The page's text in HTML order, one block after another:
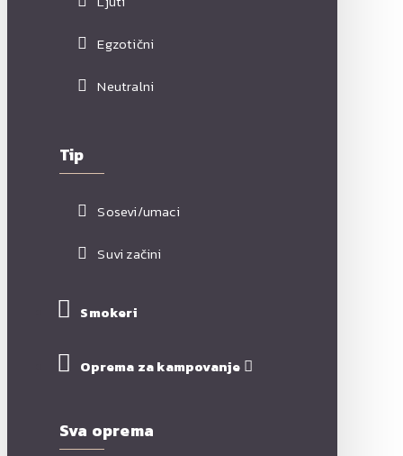
Egzotični
Neutralni
Tip
Sosevi/umaci
Suvi začini
Smokeri
Oprema za kampovanje
Sva oprema